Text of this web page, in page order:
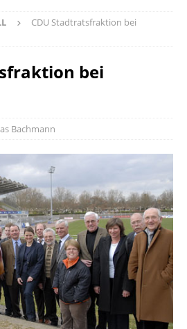
CDU Stadtratsfraktion bei
bei
Bachmann